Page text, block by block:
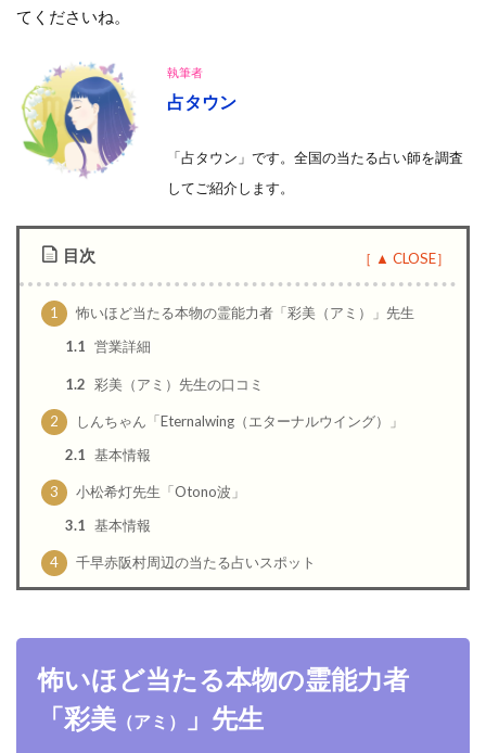
てくださいね。
執筆者
占タウン
「占タウン」です。全国の当たる占い師を調査
してご紹介します。
目次
1
怖いほど当たる本物の霊能力者「彩美（アミ）」先生
1.1 営業詳細
1.2 彩美（アミ）先生の口コミ
2
しんちゃん「Eternalwing（エターナルウイング）」
2.1 基本情報
3
小松希灯先生「Otono波」
3.1 基本情報
4 千早赤阪村周辺の当たる占いスポット
怖いほど当たる本物の霊能力者
「彩美 （アミ） 」先生